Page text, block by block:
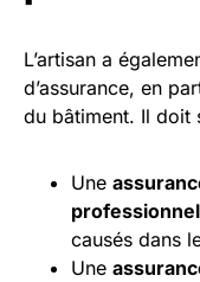
L’artisan a
d’assurance, en
du bâtiment. Il doit
Une
causés dans
Une